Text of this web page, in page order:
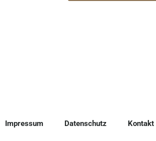
Impressum Datenschutz Kontakt